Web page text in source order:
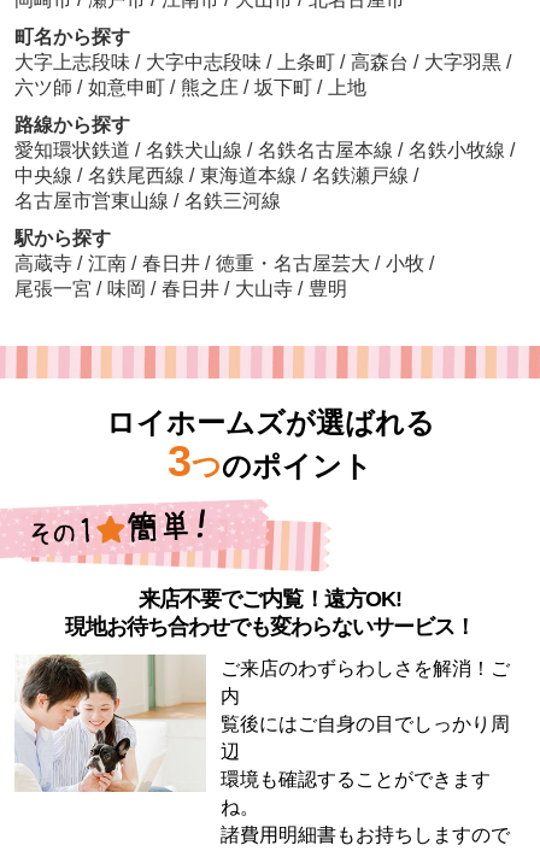
町名から探す
大字上志段味 / 大字中志段味 / 上条町 / 高森台 / 大字羽黒 /
六ツ師 / 如意申町 / 熊之庄 / 坂下町 /
上地
路線から探す
愛知環状鉄道 / 名鉄犬山線 / 名鉄名古屋本線 / 名鉄小牧線 /
中央線 / 名鉄尾西線 / 東海道本線 / 名鉄瀬戸線 /
名古屋市営東山線 / 名鉄三河線
駅から探す
高蔵寺 / 江南 / 春日井 / 徳重・名古屋芸大 / 小牧 /
尾張一宮 / 味岡 / 春日井 / 大山寺 / 豊明
ロイホームズが選ばれる
3つのポイント
来店不要でご内覧！遠方OK!
現地お待ち合わせでも変わらないサービス！
ご来店のわずらわしさを解消！ご
内
覧後にはご自身の目でしっかり周
辺
環境も確認することができます
ね。
諸費用明細書もお持ちしますので